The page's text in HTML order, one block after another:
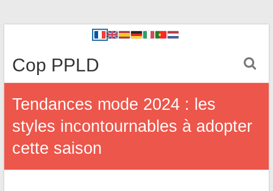
Cop PPLD
Tendances mode 2024 : les
styles incontournables à adopter
cette saison